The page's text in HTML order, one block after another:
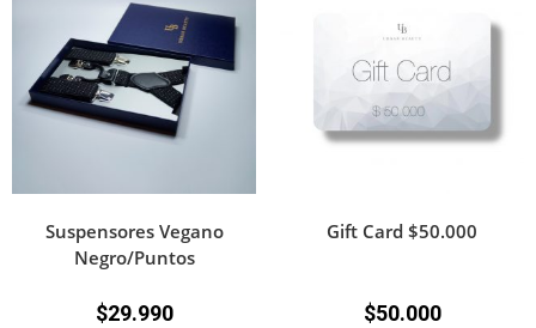
Suspensores Vegano
Negro/Puntos
$29.990
Gift Card $50.000
$50.000